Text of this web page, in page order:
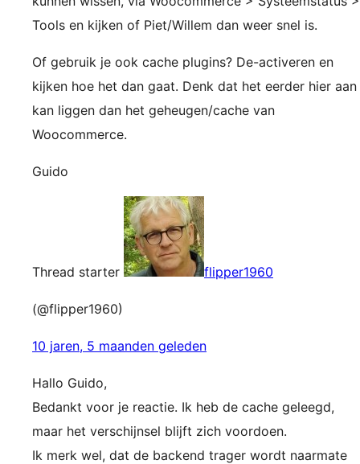
Tools en kijken of Piet/Willem dan weer snel is.
Of gebruik je ook cache plugins? De-activeren en
kijken hoe het dan gaat. Denk dat het eerder hier aan
kan liggen dan het geheugen/cache van
Woocommerce.
Guido
Thread starter flipper1960
(@flipper1960)
10 jaren, 5 maanden geleden
Hallo Guido,
Bedankt voor je reactie. Ik heb de cache geleegd,
maar het verschijnsel blijft zich voordoen.
Ik merk wel, dat de backend trager wordt naarmate